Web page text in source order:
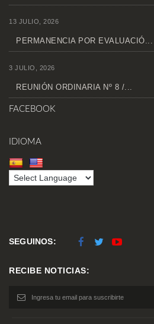
13 JULIO, 2026
PERMANENCIA POR EVALUACIÓ...
3 JULIO, 2026
REUNIÓN ORDINARIA Nº 8 /...
FACEBOOK
IDIOMA
SEGUINOS:
RECIBE NOTICIAS: